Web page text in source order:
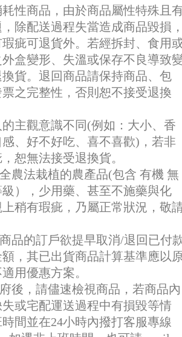
耗性商品，由於商品屬性特殊且
除配送過程失當造成商品毀損
疵可退貨外。若經拆封、食用
盒變形、失溫或保存不良導致
貨。退回商品請保持商品、包
之完整性，否則恕不接受退換
主觀意識不同(例如：大小、香
、好不好吃、喜不喜歡)，若非
恕無法接受退換貨。
農法栽植的農產品(包含 有機 無
），少用藥、甚至不施藥與化
稍有瑕疵，乃屬正常狀況，敬
品的訂戶欲提早取消/退回已付
，其已出貨商品計算基準應以
用優惠方案。
後，請儘速檢視商品，若商品內
或宅配運送過程中有損毀等情
間並在24小時內撥打客服專線